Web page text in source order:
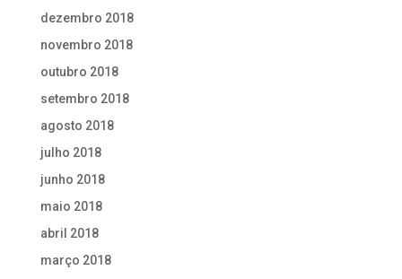
dezembro 2018
novembro 2018
outubro 2018
setembro 2018
agosto 2018
julho 2018
junho 2018
maio 2018
abril 2018
março 2018